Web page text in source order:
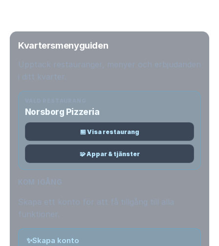
Kvartersmenyguiden
Norsborg Pizzeria
🏪 Visa restaurang
🧩 Appar & tjänster
✨Skapa konto